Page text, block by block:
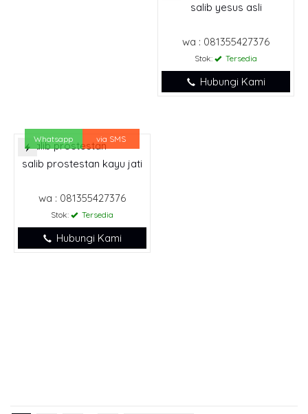
salib yesus asli
wa : 081355427376
Stok: Tersedia
Hubungi Kami
Whatsapp via SMS
salib prostestan kayu jati
wa : 081355427376
Stok: Tersedia
Hubungi Kami